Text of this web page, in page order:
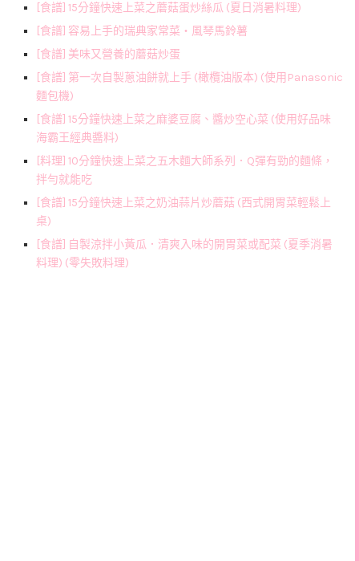
[食譜] 15分鐘快速上菜之蘑菇蛋炒絲瓜 (夏日消暑料理)
[食譜] 容易上手的瑞典家常菜‧風琴馬鈴薯
[食譜] 美味又營養的蘑菇炒蛋
[食譜] 第一次自製蔥油餅就上手 (橄欖油版本) (使用Panasonic
麵包機)
[食譜] 15分鐘快速上菜之麻婆豆腐、醬炒空心菜 (使用好品味
海霸王經典醬料)
[料理] 10分鐘快速上菜之五木麵大師系列．Q彈有勁的麵條，
拌勻就能吃
[食譜] 15分鐘快速上菜之奶油蒜片炒蘑菇 (西式開胃菜輕鬆上
桌)
[食譜] 自製涼拌小黃瓜．清爽入味的開胃菜或配菜 (夏季消暑
料理) (零失敗料理)